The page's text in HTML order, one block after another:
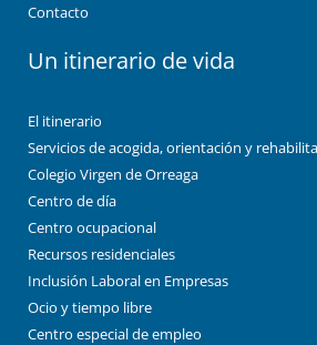
Contacto
Un itinerario de vida
El itinerario
Servicios de acogida, orientación y
Colegio Virgen de Orreaga
Centro de día
Centro ocupacional
Recursos residenciales
Inclusión Laboral en Empresas
Ocio y tiempo libre
Centro especial de empleo